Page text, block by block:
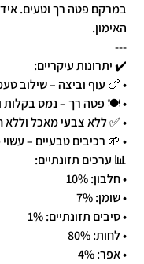
במרקם פטה רך וטעים.
האימון.
---
✔️ יתרונות עיקריים:
• 🍗 עוף וביצה – שילוב
• 🍽️ פטה רך – נמס בקלות
• ✅ ללא צבעי מאכל וללא
• 🌱 רכיבים טבעיים – עשוי
📊 ערכים תזונתיים:
• חלבון: 10%
• שומן: 7%
• סיבים תזונתיים: 1%
• לחות: 80%
• אפר: 4%